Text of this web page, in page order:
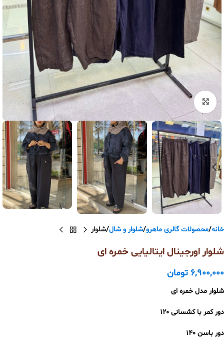
بزرگنمایی تصویر
خانه محصولات گالری ماهرو شلوار و شال شلوار
شلوار اورجینال ایتالیایی خمره ای
6,900,000 تومان
شلوار مدل خمره ای
دور کمر با کشسانی ۱۲۰
دور باسن ۱۴۰